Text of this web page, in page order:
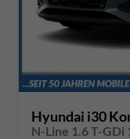
Hyundai i30
N-Line 1.6 T-GDi